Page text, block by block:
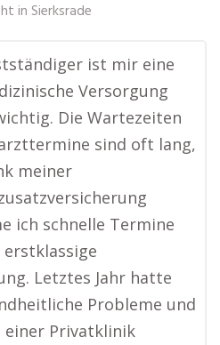
in Sierksrade
ist mir eine
Versorgung
Die Wartezeiten
sind oft lang,
meiner
ich schnelle Termine
erstklassige
Letztes Jahr hatte
Probleme und
einer Privatklinik